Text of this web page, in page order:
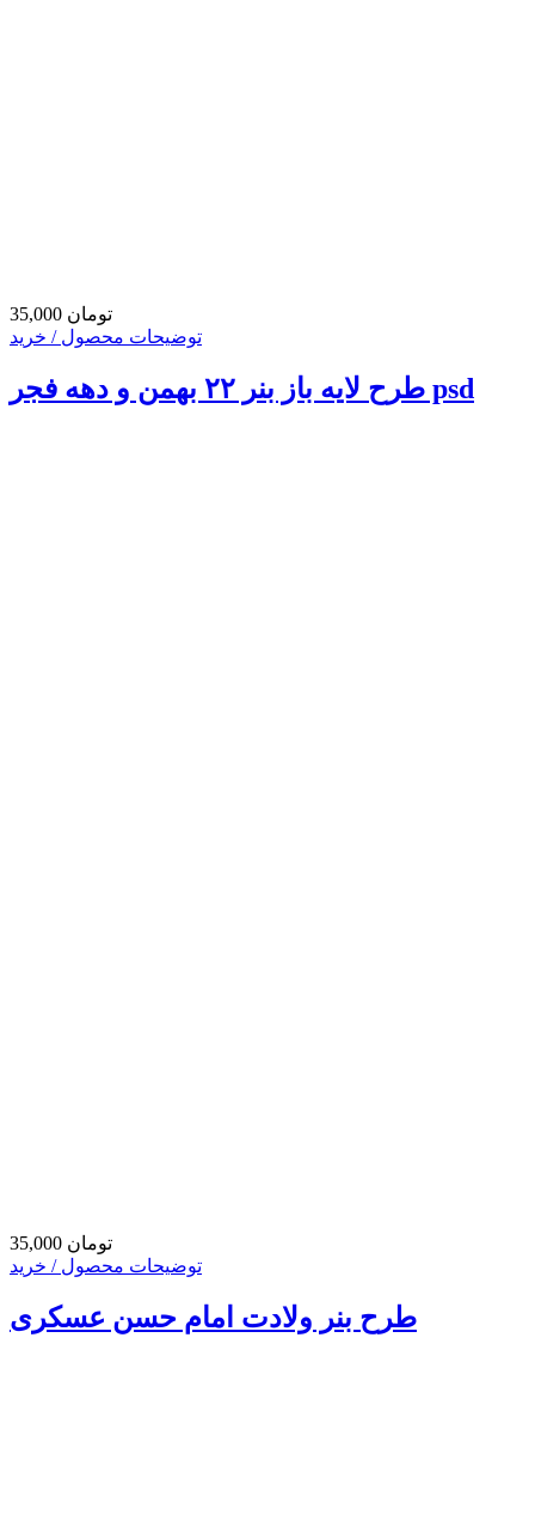
35,000 تومان
توضیحات محصول / خرید
طرح لایه باز بنر ۲۲ بهمن و دهه فجر psd
35,000 تومان
توضیحات محصول / خرید
طرح بنر ولادت امام حسن عسکری